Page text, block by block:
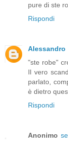
pure di ste
Rispondi
Alessandro
"ste robe"
Il vero
parlato,
è dietro
Rispondi
Anonimo